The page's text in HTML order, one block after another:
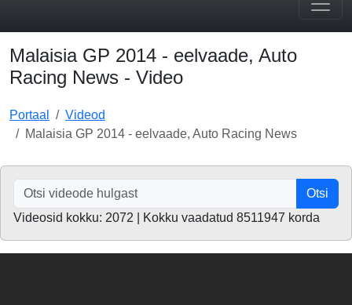
Malaisia GP 2014 - eelvaade, Auto
Racing News - Video
Portaal
Videod
Malaisia GP 2014 - eelvaade, Auto Racing News
Otsi
Videosid kokku: 2072 | Kokku vaadatud 8511947 korda